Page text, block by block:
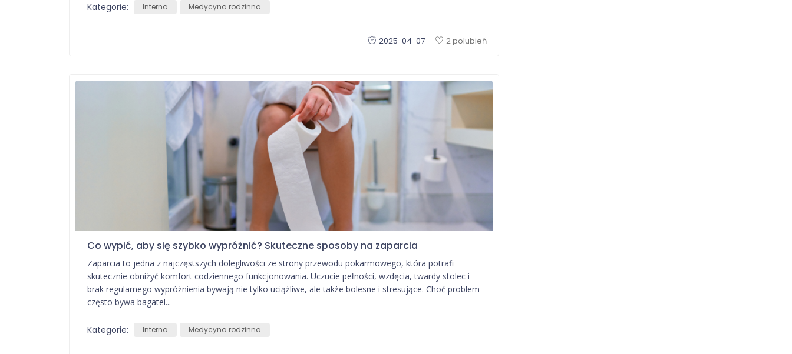
Kategorie: Interna Medycyna rodzinna
2025-04-07 2 polubień
Co wypić, aby się szybko wypróżnić? Skuteczne sposoby na zaparcia
Zaparcia to jedna z najczęstszych dolegliwości ze strony przewodu pokarmowego, która potrafi
skutecznie obniżyć komfort codziennego funkcjonowania. Uczucie pełności, wzdęcia, twardy stolec i
brak regularnego wypróżnienia bywają nie tylko uciążliwe, ale także bolesne i stresujące. Choć problem
często bywa bagatel...
Kategorie: Interna Medycyna rodzinna